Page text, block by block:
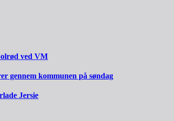
ved VM
gennem kommunen på søndag
Jersie